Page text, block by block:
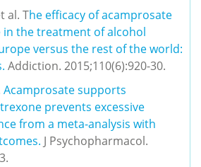
al. The efficacy of acamprosate
the treatment of alcohol
versus the rest of the world:
Addiction. 2015;110(6):920-30.
Acamprosate supports
prevents excessive
from a meta-analysis with
J Psychopharmacol.